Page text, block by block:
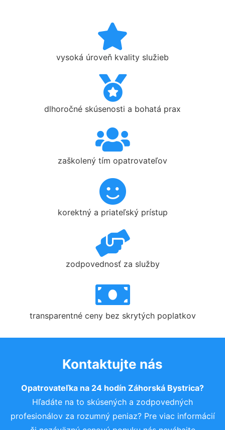
vysoká úroveň kvality služieb
dlhoročné skúsenosti a bohatá prax
zaškolený tím opatrovateľov
korektný a priateľský prístup
zodpovednosť za služby
transparentné ceny bez skrytých poplatkov
Kontaktujte nás
Opatrovateľka na 24 hodín Záhorská Bystrica?
Hľadáte na to skúsených a zodpovedných
profesionálov za rozumný peniaz? Pre viac informácií